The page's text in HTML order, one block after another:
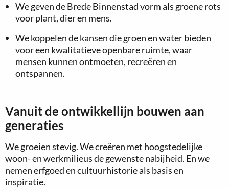
We geven de Brede Binnenstad vorm als groene rots
voor plant, dier en mens.
We koppelen de kansen die groen en water bieden
voor een kwalitatieve openbare ruimte, waar
mensen kunnen ontmoeten, recreëren en
ontspannen.
Vanuit de ontwikkellijn bouwen aan
generaties
We groeien stevig. We creëren met hoogstedelijke
woon- en werkmilieus de gewenste nabijheid. En we
nemen erfgoed en cultuurhistorie als basis en
inspiratie.